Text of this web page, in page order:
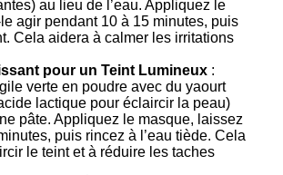
au lieu de l’eau. Appliquez le
agir pendant 10 à 15 minutes, puis
Cela aidera à calmer les irritations
pour un Teint Lumineux :
verte en poudre avec du yaourt
lactique pour éclaircir la peau)
pâte. Appliquez le masque, laissez
puis rincez à l’eau tiède. Cela
le teint et à réduire les taches